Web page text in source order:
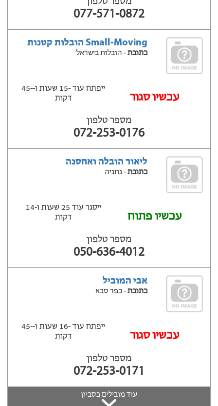
077-571-0872
Small-Moving הובלות קטנות
כתובת- הובלות בישראל
‫עכשיו סגור
ייפתח עוד -15 שעות ‫ו--45
דקות
מספר טלפון
072-253-0176
ליאור הובלה ואחסנה
כתובת- נתניה
עכשיו פתוח
ייסגר עוד 25 שעות ‫ו-14
דקות
מספר טלפון
050-636-4012
אבי המוביל
כתובת- כפר סבא
‫עכשיו סגור
ייפתח עוד -16 שעות ‫ו--45
דקות
מספר טלפון
072-253-0171
עוד מובילים בסביון